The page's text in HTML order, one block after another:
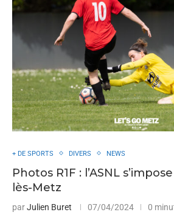
+ DE SPORTS DIVERS NEWS
Photos R1F : l’ASNL
lès-Metz
parJulien Buret 07/04/2024 0